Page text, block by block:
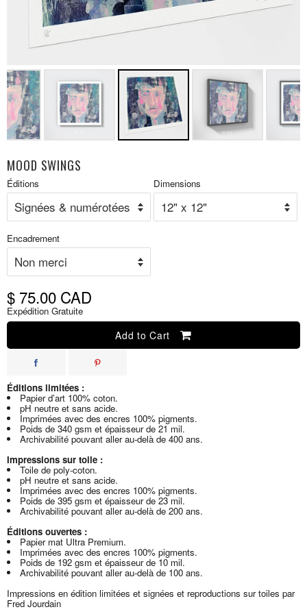
MOOD SWINGS
Prix
réduit
Éditions Dimensions
Encadrement
$ 75.00 CAD
Expédition Gratuite
Add to Cart
Éditions limitées :
Papier d’art 100% coton.
pH neutre et sans acide.
Imprimées avec des encres 100% pigments.
Poids de 340 gsm et épaisseur de 21 mil.
Archivabilité pouvant aller au-delà de 400 ans.
Impressions sur toile :
Toile de poly-coton.
pH neutre et sans acide.
Imprimées avec des encres 100% pigments.
Poids de 395 gsm et épaisseur de 23 mil.
Archivabilité pouvant aller au-delà de 200 ans.
Éditions ouvertes :
Papier mat Ultra Premium.
Imprimées avec des encres 100% pigments.
Poids de 192 gsm et épaisseur de 10 mil.
Archivabilité pouvant aller au-delà de 100 ans.
Impressions en édition limitées et signées et reproductions sur toiles par
Fred Jourdain